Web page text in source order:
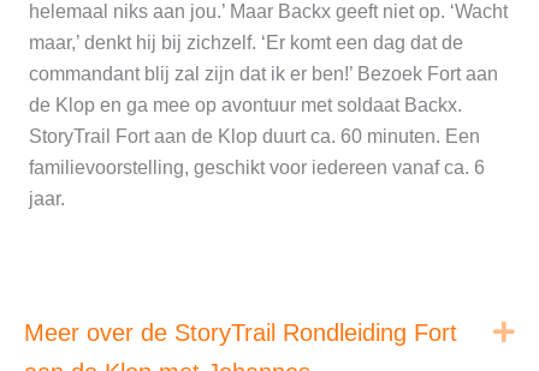
helemaal niks aan jou.’ Maar Backx geeft niet op. ‘Wacht
maar,’ denkt hij bij zichzelf. ‘Er komt een dag dat de
commandant blij zal zijn dat ik er ben!’ Bezoek Fort aan
de Klop en ga mee op avontuur met soldaat Backx.
StoryTrail Fort aan de Klop duurt ca. 60 minuten. Een
familievoorstelling, geschikt voor iedereen vanaf ca. 6
jaar.
Meer over de StoryTrail Rondleiding Fort